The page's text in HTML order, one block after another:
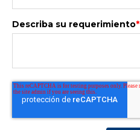
Describa su requerimiento*